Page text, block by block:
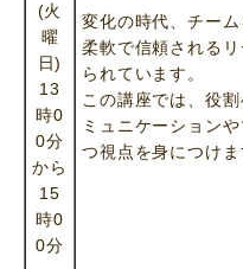
(火
曜
日)
13
時0
0分
から
15
時0
0分
変化の時代、チー
柔軟で信頼される
られています。
この講座では、役
ミュニケーション
つ視点を身につけま